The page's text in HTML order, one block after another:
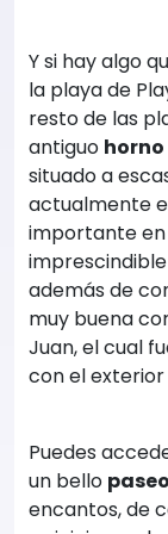
Y si hay algo
la playa de
resto de las
antiguo
situado a
actualmente
importante
además de
muy buena
Juan, el cual
con el
Puedes
un bello
encantos, de